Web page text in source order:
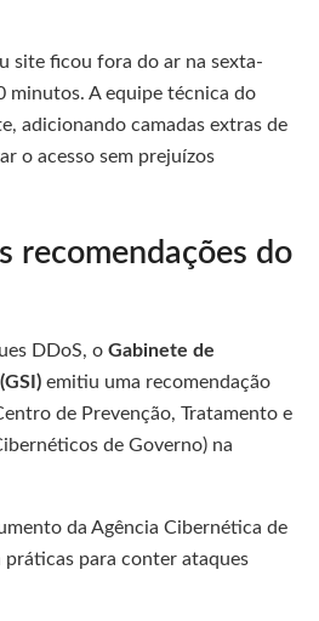
site ficou fora do ar na sexta-
minutos. A equipe técnica do
adicionando camadas extras de
o acesso sem prejuízos
recomendações do
DDoS, o Gabinete de
emitiu uma recomendação
de Prevenção, Tratamento e
de Governo) na
da Agência Cibernética de
práticas para conter ataques